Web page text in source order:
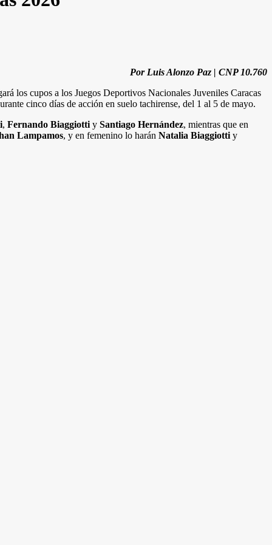
Por Luis Alonzo Paz | CNP 10.760
los cupos a los Juegos Deportivos Nacionales Juveniles Caracas
cinco días de acción en suelo tachirense, del 1 al 5 de mayo.
, Fernando Biaggiotti y Santiago Hernández, mientras que en
Lampamos, y en femenino lo harán Natalia Biaggiotti y